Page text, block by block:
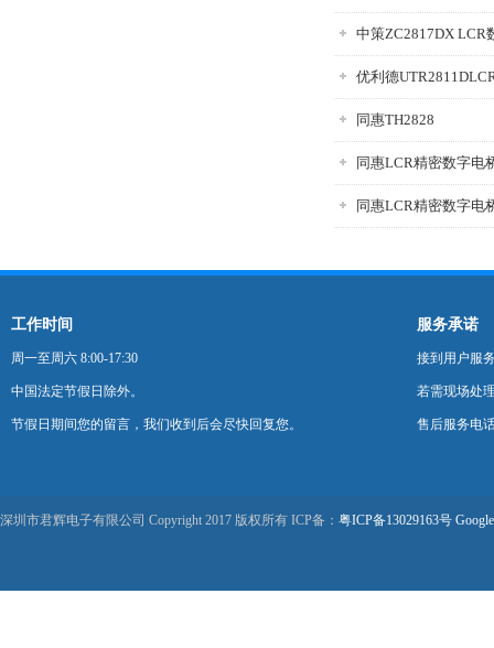
中策ZC2817DX LCR
优利德
同惠TH2828
同惠LCR精密数字电
同惠LCR精密数字电
工作时间
周一至周六 8:00-17:30
中国法定节假日除外。
节假日期间您的留言，我们收到后会尽快回复您。
服务承诺
接到用户服
若需现场处
售后服务电
深圳市君辉电子有限公司 Copyright 2017 版权所有 ICP备： 粤ICP备13029163号